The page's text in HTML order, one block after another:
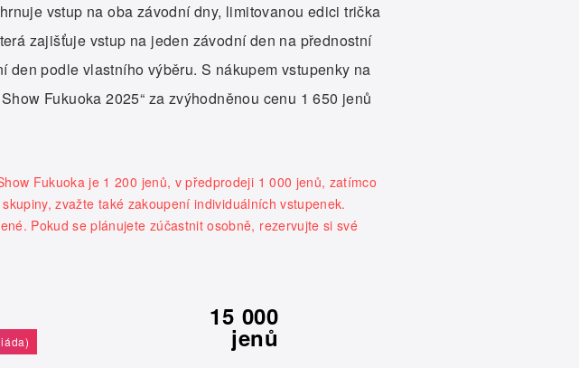
vstup na oba závodní dny, limitovanou edici trička
zajišťuje vstup na jeden závodní den na přednostní
den podle vlastního výběru. S nákupem vstupenky na
Fukuoka 2025“ za zvýhodněnou cenu 1 650 jenů
Fukuoka je 1 200 jenů, v předprodeji 1 000 jenů, zatímco
zvažte také zakoupení individuálních vstupenek.
Pokud se plánujete zúčastnit osobně, rezervujte si své
15 000
jenů